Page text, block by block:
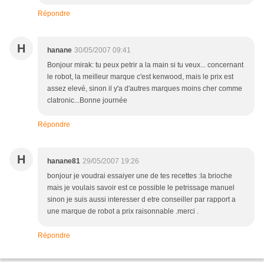
Répondre
H hanane 30/05/2007 09:41
Bonjour mirak: tu peux petrir a la main si tu veux... concernant
le robot, la meilleur marque c'est kenwood, mais le prix est
assez elevé, sinon il y'a d'autres marques moins cher comme
clatronic...Bonne journée
Répondre
H hanane81 29/05/2007 19:26
bonjour je voudrai essaiyer une de tes recettes :la brioche
mais je voulais savoir est ce possible le petrissage manuel
sinon je suis aussi interesser d etre conseiller par rapport a
une marque de robot a prix raisonnable .merci .
Répondre